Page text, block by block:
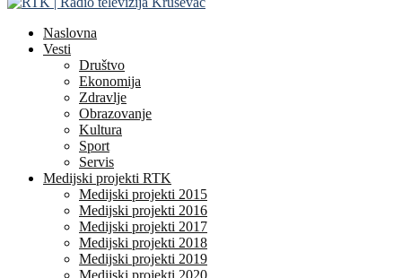
Naslovna
Vesti
Društvo
Ekonomija
Zdravlje
Obrazovanje
Kultura
Sport
Servis
Medijski projekti RTK
Medijski projekti 2015
Medijski projekti 2016
Medijski projekti 2017
Medijski projekti 2018
Medijski projekti 2019